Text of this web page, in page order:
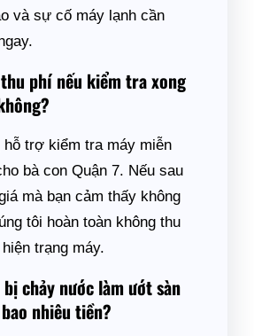
và sự cố máy lạnh cần
phí nếu kiểm tra xong
hỗ trợ kiểm tra máy miễn
bà con Quận 7. Nếu sau
mà bạn cảm thấy không
tôi hoàn toàn không thu
trạng máy.
chảy nước làm ướt sàn
nhiêu tiền?